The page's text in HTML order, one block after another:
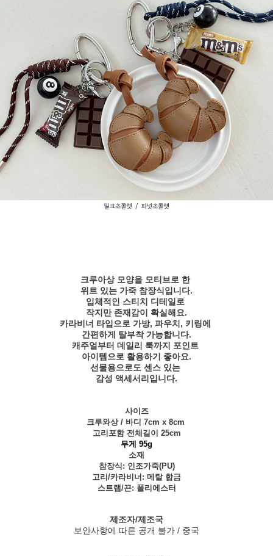
크루아상 모양을 모티브로 한
위트 있는 가죽 참장식입니다.
입체적인 스티치 디테일로
작지만 존재감이 확실해요.
카라비너 타입으로 가방, 파우치, 키링에
간편하게 탈부착 가능합니다.
캐주얼부터 데일리 룩까지 포인트
아이템으로 활용하기 좋아요.
선물용으로도 센스 있는
감성 액세서리입니다.
사이즈
크루와상 / 바디 7cm x 8cm
고리포함 전체길이 25cm
무게 95g
소재
참장식: 인조가죽(PU)
고리/카라비너: 메탈 합금
스트랩/끈: 폴리에스터
제조자/제조국
보안사항에 따른 공개 불가 / 중국